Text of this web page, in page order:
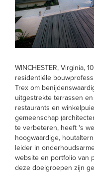
WINCHESTER, Virginia,
residentiële
Trex om
uitgestrekte terrassen
restaurants en
gemeenschap
te verbeteren, heeft 's
hoogwaardige,
leider in
website en portfolio van
deze doelgroepen zijn